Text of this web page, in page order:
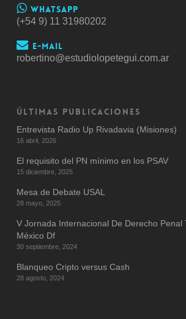
Whatsapp
(+54 9) 11 31980202
E-mail
robertino@estudiolopetegui.com.ar
ÚLTIMAS PUBLICACIONES
Entrevista Radio Up Rivadavia (Misiones)
16 abril, 2026
El requisito del PN mínimo en los PSAV
15 diciembre, 2025
Mesa de Debate USAL
28 mayo, 2025
V Jornada Internacional De Derecho Penal
México Df
30 septiembre, 2024
Blanqueo Cripto versus Cash
28 agosto, 2024